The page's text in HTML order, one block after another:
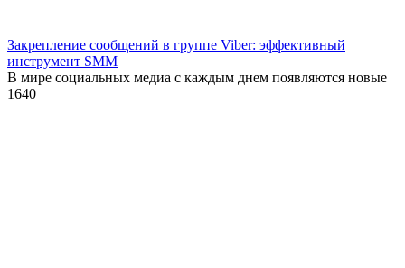
Закрепление сообщений в группе Viber: эффективный
инструмент SMM
В мире социальных медиа с каждым днем появляются новые
1640